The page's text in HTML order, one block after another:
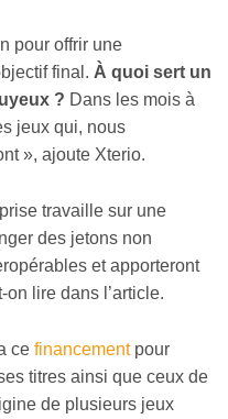
pour offrir une
final. À quoi sert un
? Dans les mois à
jeux qui, nous
», ajoute Xterio.
travaille sur une
des jetons non
et apporteront
lire dans l’article.
ce financementpour
titres ainsi que ceux de
de plusieurs jeux